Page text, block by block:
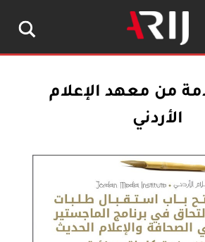
من معهد الإعلام
الأردني